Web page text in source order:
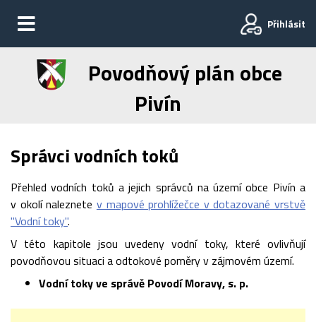
Přihlásit
Povodňový plán obce
Pivín
Správci vodních toků
Přehled vodních toků a jejich správců na území obce Pivín a
v okolí naleznete v mapové prohlížečce v dotazované vrstvě
"Vodní toky".
V této kapitole jsou uvedeny vodní toky, které ovlivňují
povodňovou situaci a odtokové poměry v zájmovém území.
Vodní toky ve správě Povodí Moravy, s. p.